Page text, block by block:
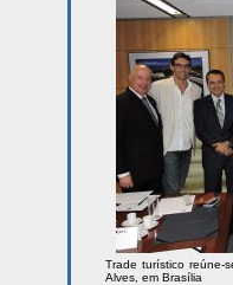
Trade turístico reúne-
Alves, em Brasília